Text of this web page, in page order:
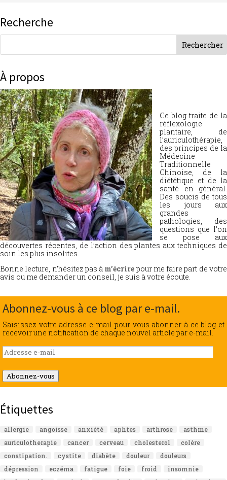
Recherche
À propos
Ce blog traite de la
réflexologie
plantaire, de
l’auriculothérapie,
des principes de la
Médecine
Traditionnelle
Chinoise, de la
diététique et de la
santé en général.
Des soucis de tous
les jours aux
grandes
pathologies, des
questions que l’on
se pose aux
découvertes récentes, de l’action des plantes aux techniques de
soin les plus insolites.
Bonne lecture, n’hésitez pas à m’écrire pour me faire part de votre
avis ou me demander un conseil, je suis à votre écoute.
Abonnez-vous à ce blog par e-mail.
Saisissez votre adresse e-mail pour vous abonner à ce blog et
recevoir une notification de chaque nouvel article par e-mail.
Adresse
e-
mail
Abonnez-vous
Étiquettes
allergie angoisse anxiété aphtes arthrose
asthme
auriculotherapie
cancer cerveau cholesterol
colère
constipation.
cystite diabète douleur
douleurs
dépression
eczéma fatigue foie froid
insomnie